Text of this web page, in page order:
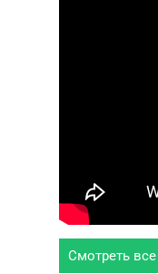
Смотреть